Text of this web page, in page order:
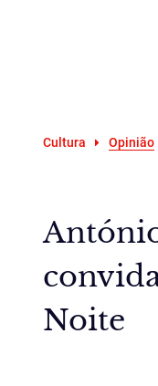
Cultura Opinião
Noite